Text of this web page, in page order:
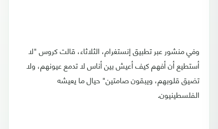
وفي منشور عبر تطبيق إنستغرام، الثلاثاء، قالت كروس "لا
أستطيع أن أفهم كيف أعيش بين أناس لا تدمع عيونهم، ولا
تضيق قلوبهم، ويبقون صامتين" حيال ما يعيشه
الفلسطينيون.